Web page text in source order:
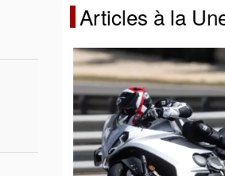
Articles à la